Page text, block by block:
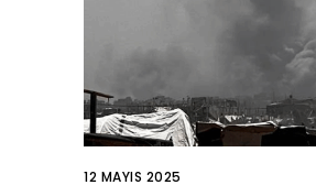
12 MAYIS 2025